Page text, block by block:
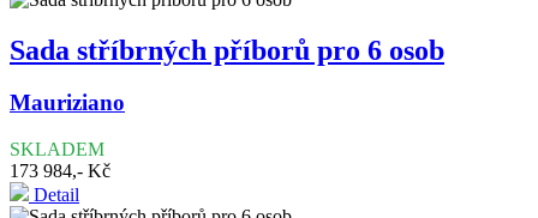
Sada stříbrných příborů pro 6 osob
Mauriziano
SKLADEM
173 984,- Kč
Detail